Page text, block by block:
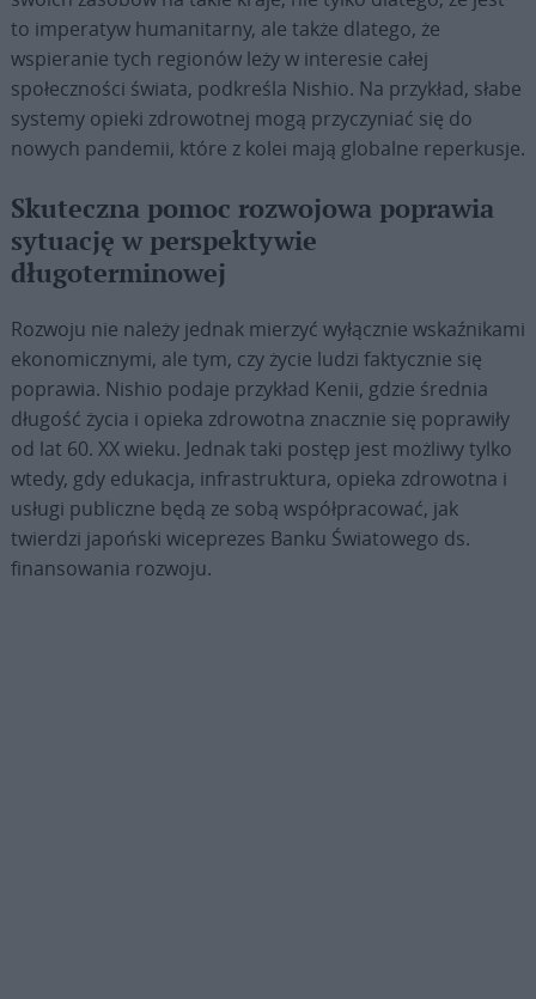
to imperatyw humanitarny, ale także dlatego, że
wspieranie tych regionów leży w interesie całej
społeczności świata, podkreśla Nishio. Na przykład, słabe
systemy opieki zdrowotnej mogą przyczyniać się do
nowych pandemii, które z kolei mają globalne reperkusje.
Skuteczna pomoc rozwojowa poprawia
sytuację w perspektywie
długoterminowej
Rozwoju nie należy jednak mierzyć wyłącznie wskaźnikami
ekonomicznymi, ale tym, czy życie ludzi faktycznie się
poprawia. Nishio podaje przykład Kenii, gdzie średnia
długość życia i opieka zdrowotna znacznie się poprawiły
od lat 60. XX wieku. Jednak taki postęp jest możliwy tylko
wtedy, gdy edukacja, infrastruktura, opieka zdrowotna i
usługi publiczne będą ze sobą współpracować, jak
twierdzi japoński wiceprezes Banku Światowego ds.
finansowania rozwoju.